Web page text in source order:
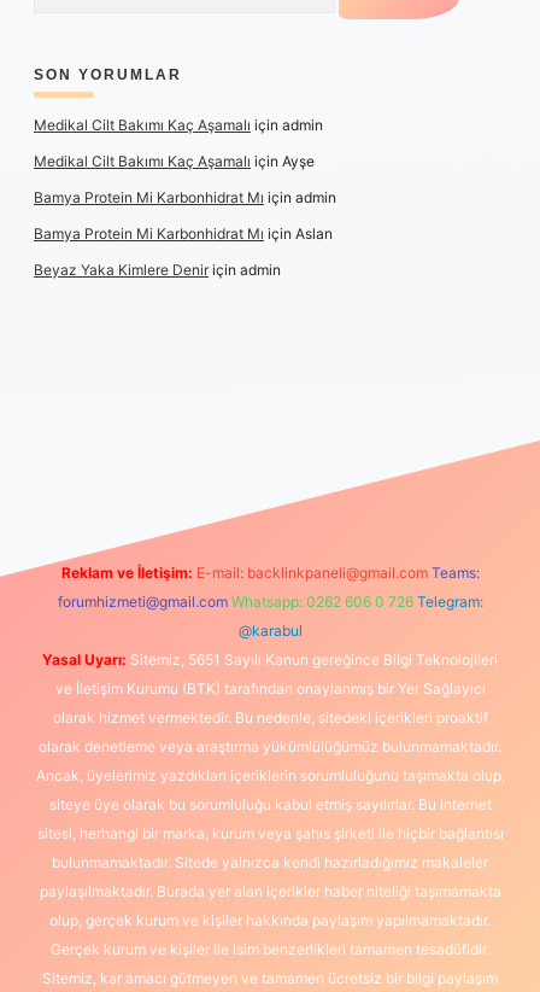
SON YORUMLAR
Medikal Cilt Bakımı Kaç Aşamalı için admin
Medikal Cilt Bakımı Kaç Aşamalı için Ayşe
Bamya Protein Mi Karbonhidrat Mı için admin
Bamya Protein Mi Karbonhidrat Mı için Aslan
Beyaz Yaka Kimlere Deniriçin admin
Reklam ve İletişim: E-mail: backlinkpaneli@gmail.com Teams:
forumhizmeti@gmail.com Whatsapp: 0262 606 0 726 Telegram:
@karabul
Yasal Uyarı: Sitemiz, 5651 Sayılı Kanun gereğince Bilgi Teknolojileri
ve İletişim Kurumu (BTK) tarafından onaylanmış bir Yer Sağlayıcı
olarak hizmet vermektedir. Bu nedenle, sitedeki içerikleri proaktif
olarak denetleme veya araştırma yükümlülüğümüz bulunmamaktadır.
Ancak, üyelerimiz yazdıkları içeriklerin sorumluluğunu taşımakta olup,
siteye üye olarak bu sorumluluğu kabul etmiş sayılırlar. Bu internet
sitesi, herhangi bir marka, kurum veya şahıs şirketi ile hiçbir bağlantısı
bulunmamaktadır. Sitede yalnızca kendi hazırladığımız makaleler
paylaşılmaktadır. Burada yer alan içerikler haber niteliği taşımamakta
olup, gerçek kurum ve kişiler hakkında paylaşım yapılmamaktadır.
Gerçek kurum ve kişiler ile isim benzerlikleri tamamen tesadüfidir.
Sitemiz, kar amacı gütmeyen ve tamamen ücretsiz bir bilgi paylaşım